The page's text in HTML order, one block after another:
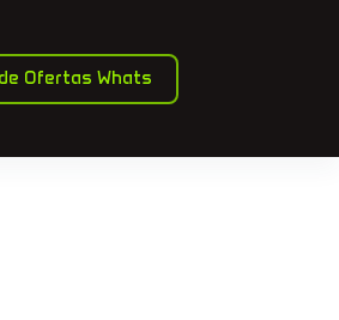
Ofertas Whats